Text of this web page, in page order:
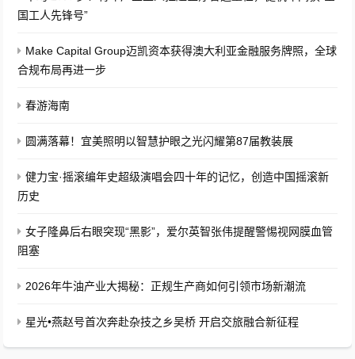
国工人先锋号”
Make Capital Group迈凯资本获得澳大利亚金融服务牌照，全球
合规布局再进一步
春游海南
圆满落幕！宜美照明以智慧护眼之光闪耀第87届教装展
健力宝·摇滚编年史超级演唱会四十年的记忆，创造中国摇滚新
历史
女子隆鼻后右眼突现“黑影”，爱尔英智张伟提醒警惕视网膜血管
阻塞
2026年牛油产业大揭秘：正规生产商如何引领市场新潮流
星光•燕赵号首次奔赴杂技之乡吴桥 开启交旅融合新征程